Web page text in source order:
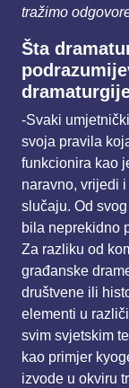
tražimo
Šta
-Svaki
svoja pravila
funkcionira kao
naravno, vrijedi
slučaju. Od
bila neprekidno
Za razliku od
građanske
društvene ili
elementi u
svim svjetskim
kao primjer
izvode u okviru